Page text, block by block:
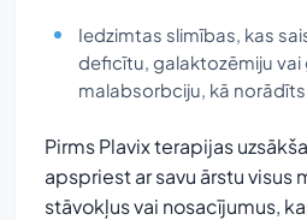
Iedzimtas slimības, kas
deficītu, galaktozēmiju
malabsorbciju, kā
Pirms Plavix terapijas
apspriest ar savu ārstu visus
stāvokļus vai nosacījumus,